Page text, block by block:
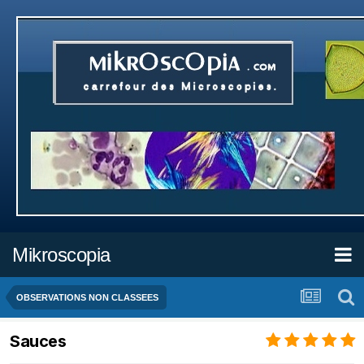
Mikroscopia
OBSERVATIONS NON CLASSEES
Sauces